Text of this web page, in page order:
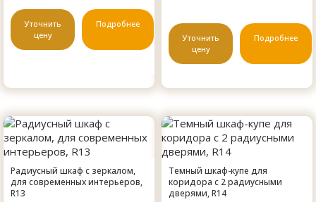
Уточнить
цену
Подробнее
Уточнить
цену
Подробнее
Радиусный шкаф с зеркалом,
для современных интерьеров,
R13
Темный шкаф-купе для
коридора с 2 радиусными
дверями, R14